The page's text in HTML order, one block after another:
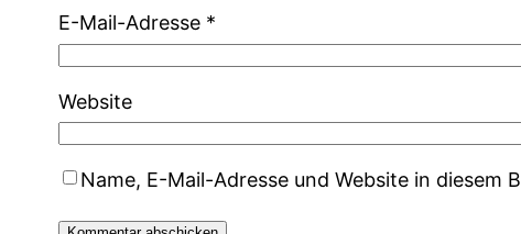
E-Mail-Adresse *
Website
Name, E-Mail-Adresse und Website in